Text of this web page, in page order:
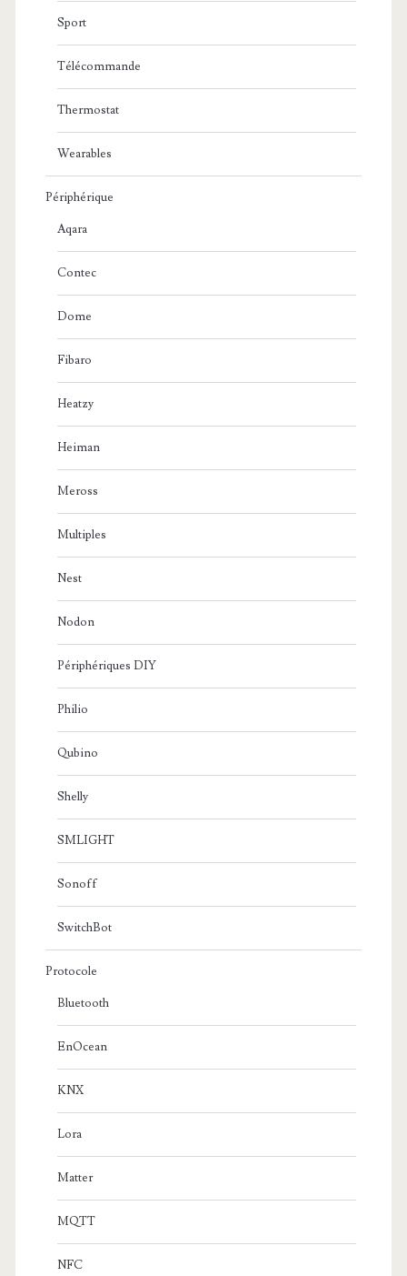
Sport
Télécommande
Thermostat
Wearables
Périphérique
Aqara
Contec
Dome
Fibaro
Heatzy
Heiman
Meross
Multiples
Nest
Nodon
Périphériques DIY
Philio
Qubino
Shelly
SMLIGHT
Sonoff
SwitchBot
Protocole
Bluetooth
EnOcean
KNX
Lora
Matter
MQTT
NFC